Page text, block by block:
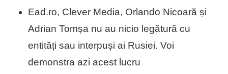
Ead.ro, Clever Media, Orlando Nicoară și
Adrian Tomșa nu au nicio legătură cu
entități sau interpuși ai Rusiei. Voi
demonstra azi acest lucru